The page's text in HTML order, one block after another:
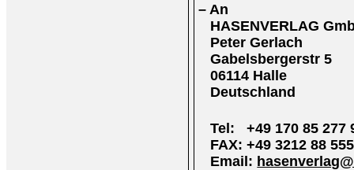
– An
HASENVERLAG
Peter Gerlach
Gabelsbergerstr 5
06114 Halle
Deutschland
Tel: +49 170 85 277
FAX: +49 3212 88
Email: